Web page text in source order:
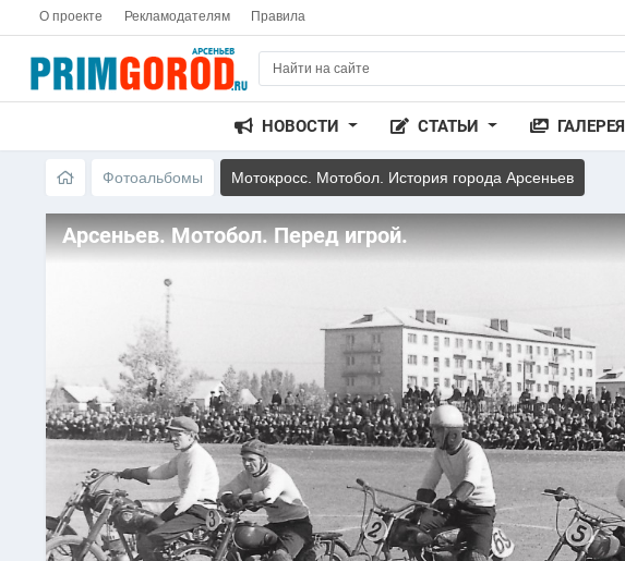
О проекте Рекламодателям Правила
НОВОСТИ СТАТЬИ ГАЛЕРЕЯ
Фотоальбомы Мотокросс. Мотобол. История города Арсеньев
Арсеньев. Мотобол. Перед игрой.